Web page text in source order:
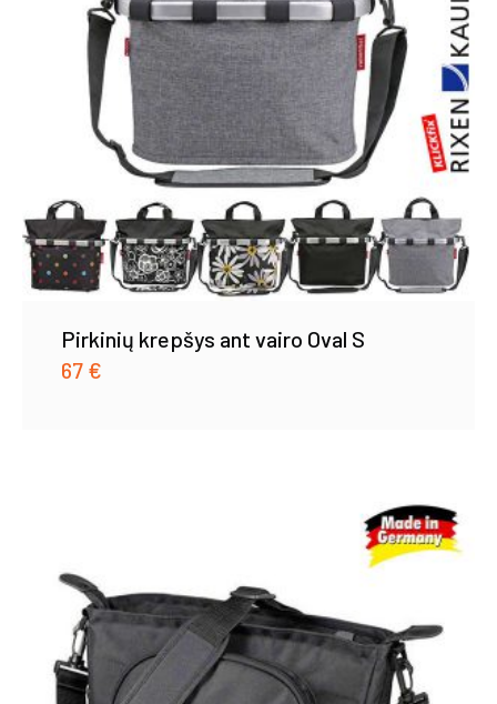
Pirkinių krepšys ant vairo Oval S
67 €